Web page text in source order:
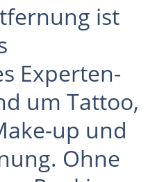
ist
Experten-
um Tattoo,
up und
Ohne